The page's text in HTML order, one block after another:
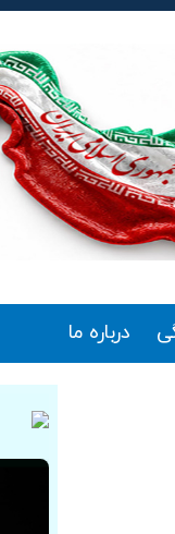
درباره ما